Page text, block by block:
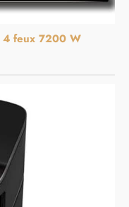
4 feux 7200 W